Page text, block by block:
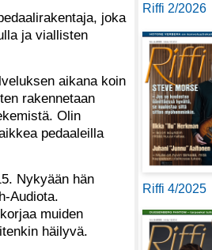
joka
ja viallisten
aikana koin
rakennetaan
Olin
pedaaleilla
Nykyään hän
Audiota.
muiden
häilyvä.
Riffi 2/2026
Riffi 4/2025